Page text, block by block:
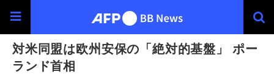
対米同盟は欧州安保の「絶対的基盤」 ポー
ランド首相